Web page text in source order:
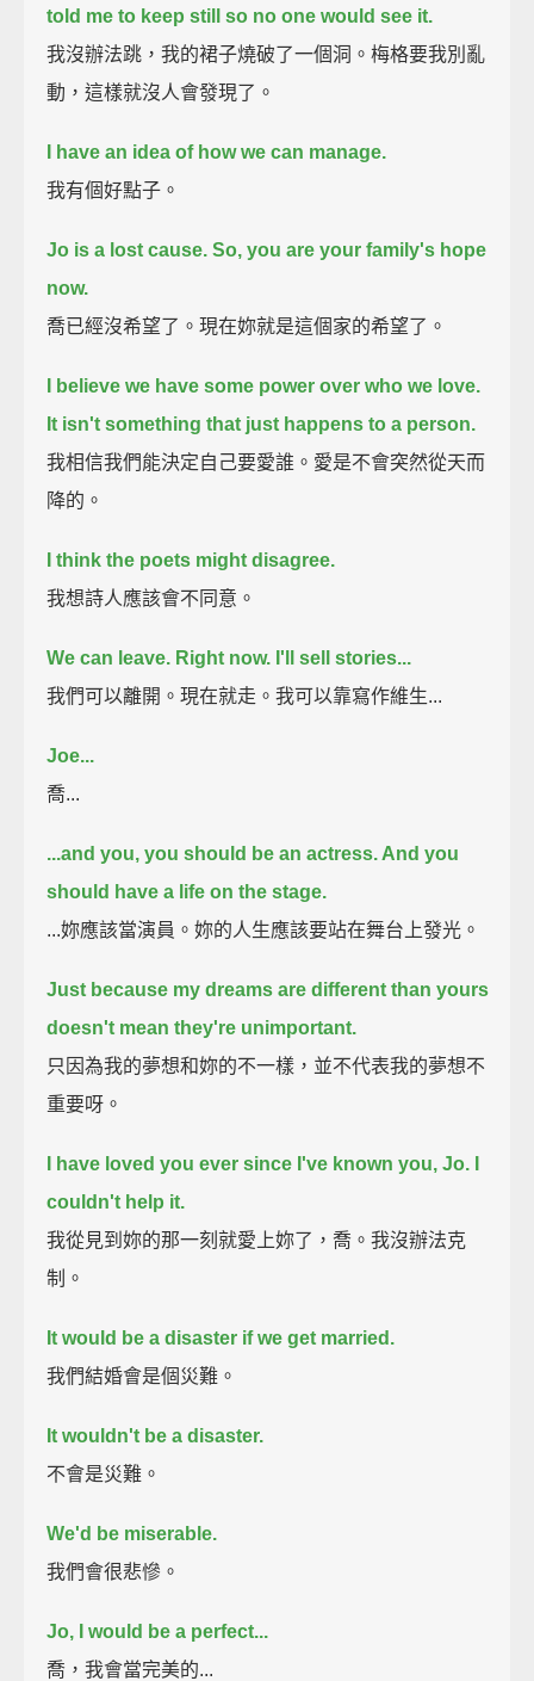
told me to keep still so no one would see it.
我沒辦法跳，我的裙子燒破了一個洞。梅格要我別亂
動，這樣就沒人會發現了。
I have an idea of how we can manage.
我有個好點子。
Jo is a lost cause. So, you are your family's hope
now.
喬已經沒希望了。現在妳就是這個家的希望了。
I believe we have some power over who we love.
It isn't something that just happens to a person.
我相信我們能決定自己要愛誰。愛是不會突然從天而
降的。
I think the poets might disagree.
我想詩人應該會不同意。
We can leave. Right now. I'll sell stories...
我們可以離開。現在就走。我可以靠寫作維生...
Joe...
喬...
...and you, you should be an actress. And you
should have a life on the stage.
...妳應該當演員。妳的人生應該要站在舞台上發光。
Just because my dreams are different than yours
doesn't mean they're unimportant.
只因為我的夢想和妳的不一樣，並不代表我的夢想不
重要呀。
I have loved you ever since I've known you, Jo. I
couldn't help it.
我從見到妳的那一刻就愛上妳了，喬。我沒辦法克
制。
It would be a disaster if we get married.
我們結婚會是個災難。
It wouldn't be a disaster.
不會是災難。
We'd be miserable.
我們會很悲慘。
Jo, I would be a perfect...
喬，我會當完美的...